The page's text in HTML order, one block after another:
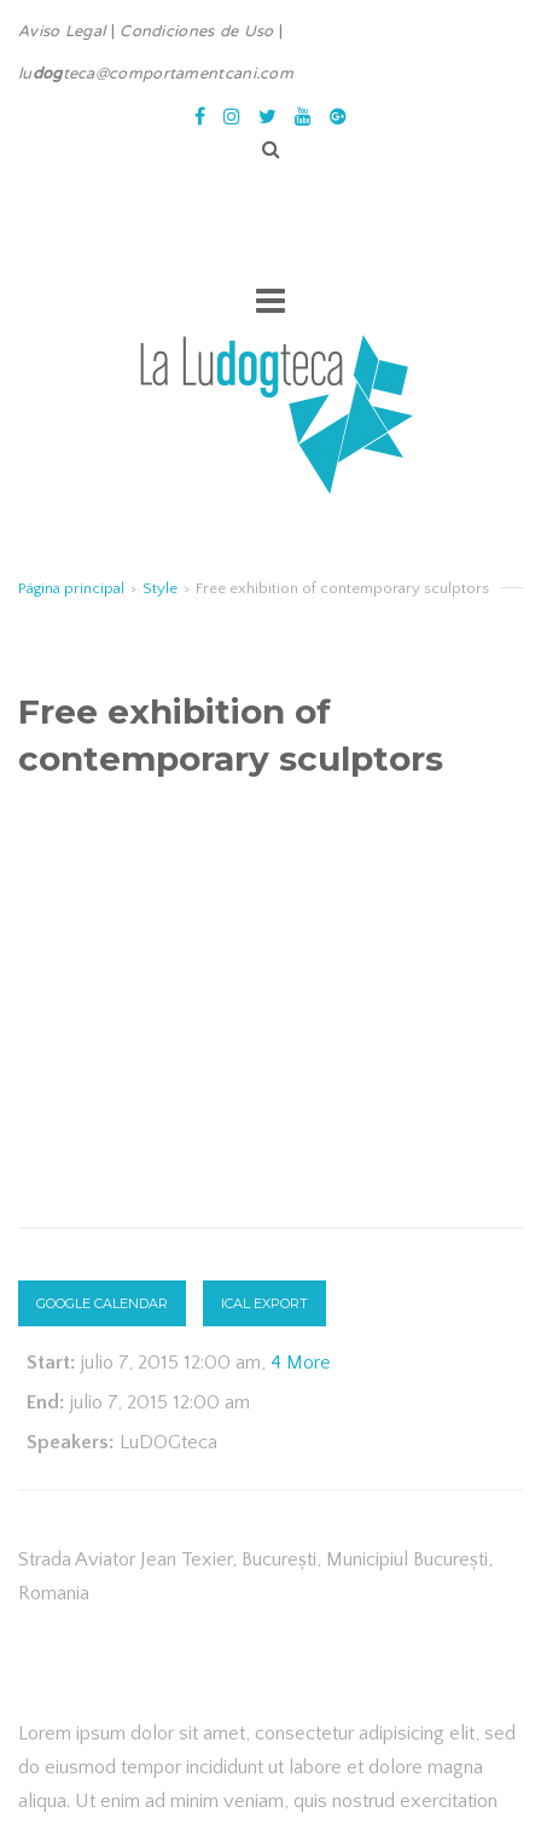
Aviso Legal|Condiciones de Uso|
ludogteca@comportamentcani.com
Página principal > Style > Free exhibition of contemporary sculptors
Free exhibition of
contemporary sculptors
GOOGLE CALENDAR ICAL EXPORT
Start: julio 7, 2015 12:00 am 4 More
End: julio 7, 2015 12:00 am
Speakers: LuDOGteca
Strada Aviator Jean Texier, București, Municipiul București
Romania
Lorem ipsum dolor sit amet, consectetur adipisicing elit, sed
do eiusmod tempor incididunt ut labore et dolore magna
aliqua. Ut enim ad minim veniam, quis nostrud exercitation